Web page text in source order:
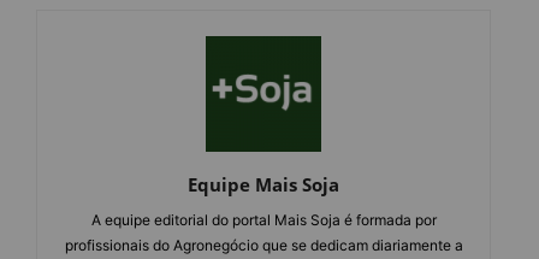
Equipe Mais Soja
A equipe editorial do portal Mais Soja é formada por
profissionais do Agronegócio que se dedicam diariamente a